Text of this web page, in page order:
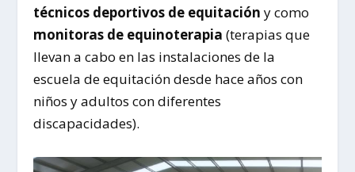
técnicos deportivos de equitación y como
monitoras de equinoterapia(terapias que
llevan a cabo en las instalaciones de la
escuela de equitación desde hace años con
niños y adultos con diferentes
discapacidades).